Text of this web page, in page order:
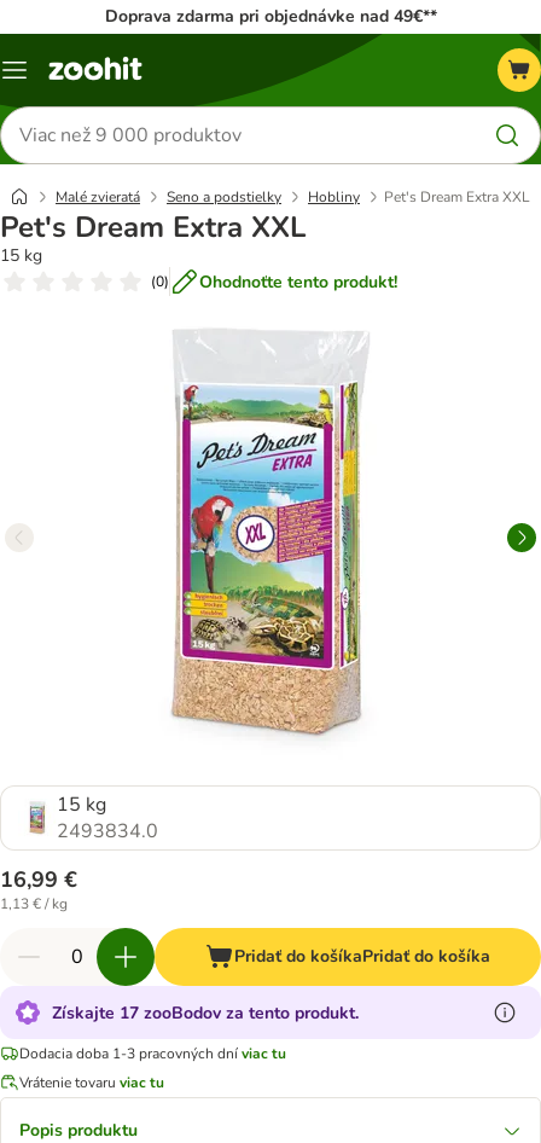
Doprava zdarma pri objednávke nad 49€**
Kategórie
Hľadať
produkty
Malé zvieratá Seno a podstielky Hobliny Pet's Dream Extra XXL
Pet's Dream Extra XXL
15 kg
(0) Ohodnoťte tento produkt!
15 kg
2493834.0
16,99 €
1,13 € / kg
Pridať do košíkaPridať do košíka
Získajte 17 zooBodov za tento produkt.
Dodacia doba 1-3 pracovných dníviac tu
Vrátenie tovaru viac tu
Popis produktu